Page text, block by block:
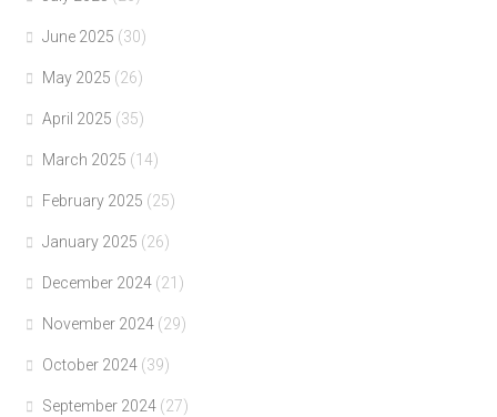
June 2025 (30)
May 2025 (26)
April 2025 (35)
March 2025 (14)
February 2025 (25)
January 2025 (26)
December 2024 (21)
November 2024 (29)
October 2024 (39)
September 2024 (27)